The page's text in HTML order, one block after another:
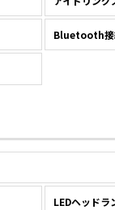
Bluetooth接
LEDヘッドラ